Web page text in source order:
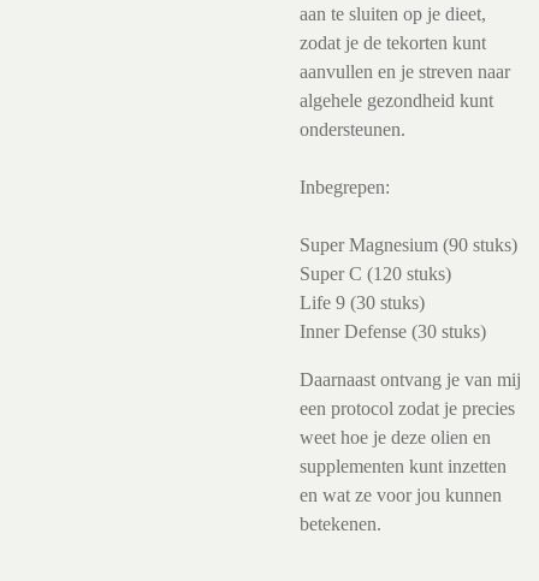
aan te sluiten op je dieet,
zodat je de tekorten kunt
aanvullen en je streven naar
algehele gezondheid kunt
ondersteunen.
Inbegrepen:
Super Magnesium (90 stuks)
Super C (120 stuks)
Life 9 (30 stuks)
Inner Defense (30 stuks)
Daarnaast ontvang je van mij
een protocol zodat je precies
weet hoe je deze olien en
supplementen kunt inzetten
en wat ze voor jou kunnen
betekenen.